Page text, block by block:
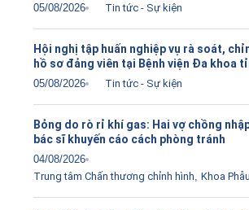
05/08/2026 Tin tức - Sự kiện
Hội nghị tập huấn nghiệp vụ rà soát,
hồ sơ đảng viên tại Bệnh viện Đa khoa
05/08/2026 Tin tức - Sự kiện
Bỏng do rò rỉ khí gas: Hai vợ chồng
bác sĩ khuyến cáo cách phòng tránh
04/08/2026
Trung tâm Chấn thương chỉnh hình Khoa